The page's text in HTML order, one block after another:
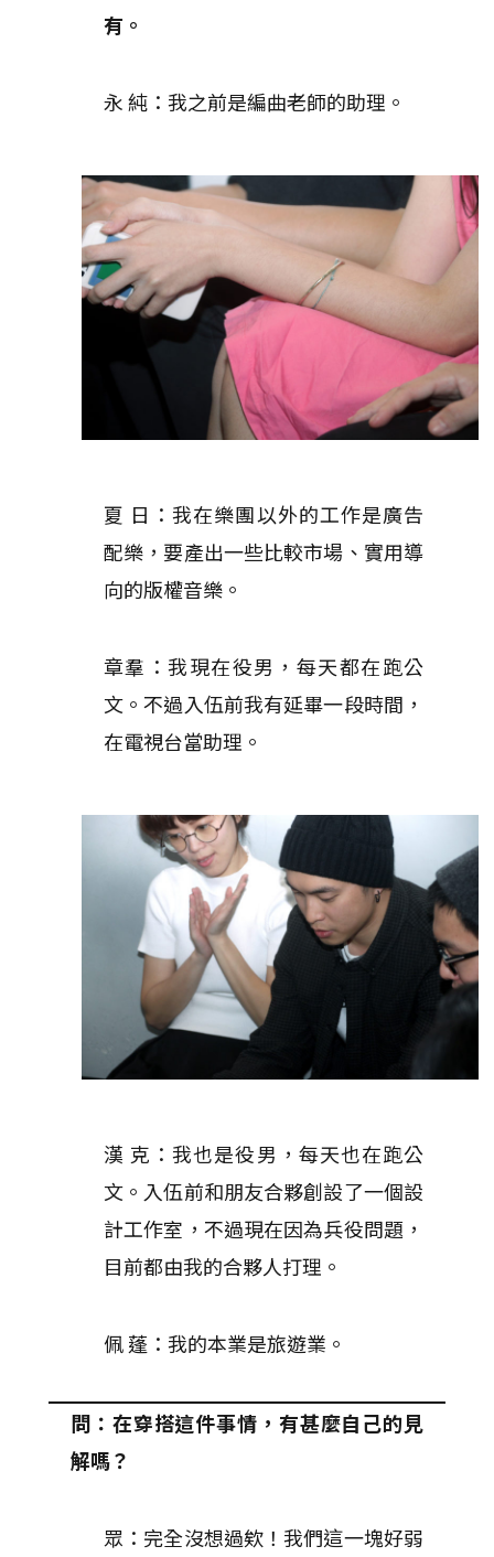
有。
永 純：我之前是編曲老師的助理。
夏 日：我在樂團以外的工作是廣告
配樂，要產出一些比較市場、實用導
向的版權音樂。
章羣：我現在役男，每天都在跑公
文。不過入伍前我有延畢一段時間，
在電視台當助理。
漢 克：我也是役男，每天也在跑公
文。入伍前和朋友合夥創設了一個設
計工作室，不過現在因為兵役問題，
目前都由我的合夥人打理。
佩 蓬：我的本業是旅遊業。
問：在穿搭這件事情，有甚麼自己的見
解嗎？
眾：完全沒想過欸！我們這一塊好弱